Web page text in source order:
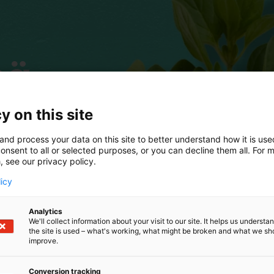
tuki tapahtuman suunnittelussa, toteutuksessa
työskentelyssä varsinaisia päätöksiä, mutta
tarpeet, tukea päätöksentekoa sekä ehdottaa
jonka panos on ratkaiseva tapahtuman
on this site
process your data on this site to better understand how it is
to all or selected purposes, or you can decline them all. For
see our privacy policy.
Analytics
We'll collect information about your visit to our site. It helps us
the site is used – what's working, what might be broken and what we
improve.
Conversion tracking